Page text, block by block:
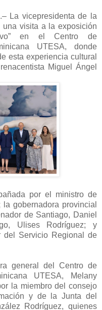
La vicepresidenta de la
una visita a la exposición
en el Centro de
UTESA, donde
esta experiencia cultural
Miguel Ángel
por el ministro de
gobernadora provincial
de Santiago, Daniel
Ulises Rodríguez; y
del Servicio Regional de
general del Centro de
UTESA, Melany
la miembro del consejo
y de la Junta del
Rodríguez, quienes